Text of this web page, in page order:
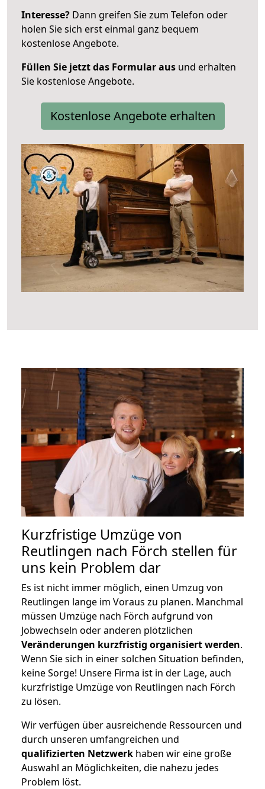
Interesse? Dann greifen Sie zum Telefon oder
holen Sie sich erst einmal ganz bequem
kostenlose Angebote.
Füllen Sie jetzt das Formular aus und erhalten
Sie kostenlose Angebote.
Kostenlose Angebote erhalten
Kurzfristige Umzüge von
Reutlingen nach Förch stellen für
uns kein Problem dar
Es ist nicht immer möglich, einen Umzug von
Reutlingen lange im Voraus zu planen. Manchmal
müssen Umzüge nach Förch aufgrund von
Jobwechseln oder anderen plötzlichen
Veränderungen kurzfristig organisiert werden.
Wenn Sie sich in einer solchen Situation befinden,
keine Sorge! Unsere Firma ist in der Lage, auch
kurzfristige Umzüge von Reutlingen nach Förch
zu lösen.
Wir verfügen über ausreichende Ressourcen und
durch unseren umfangreichen und
qualifizierten Netzwerk haben wir eine große
Auswahl an Möglichkeiten, die nahezu jedes
Problem löst.